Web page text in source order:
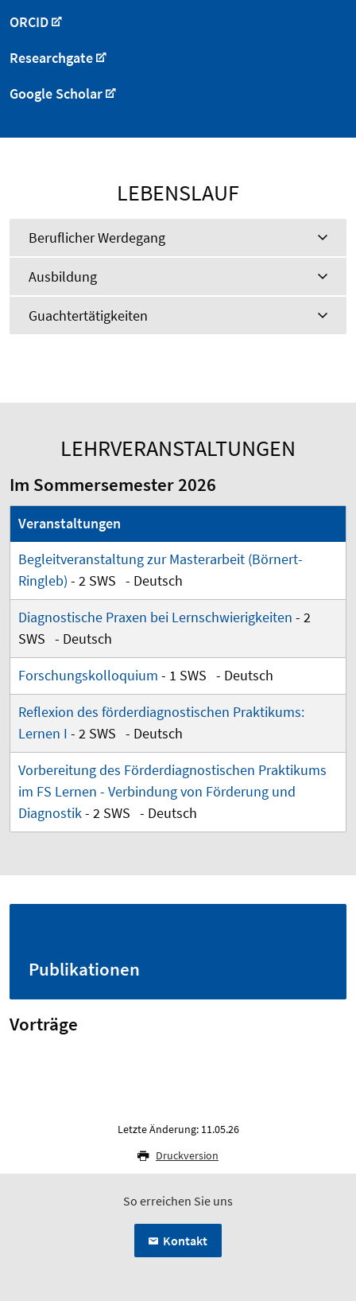
ORCID
Researchgate
Google Scholar
LEBENSLAUF
Beruflicher Werdegang
Ausbildung
Guachtertätigkeiten
LEHRVERANSTALTUNGEN
Im Sommersemester 2026
Veranstaltungen
Begleitveranstaltung zur Masterarbeit (Börnert-
Ringleb) - 2 SWS - Deutsch
Diagnostische Praxen bei Lernschwierigkeiten - 2
SWS - Deutsch
Forschungskolloquium - 1 SWS - Deutsch
Reflexion des förderdiagnostischen Praktikums:
Lernen I - 2 SWS - Deutsch
Vorbereitung des Förderdiagnostischen Praktikums
im FS Lernen - Verbindung von Förderung und
Diagnostik- 2 SWS - Deutsch
Publikationen
Vorträge
Letzte Änderung: 11.05.26
Druckversion
So erreichen Sie uns
Kontakt